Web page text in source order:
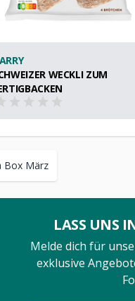
Box März
WECKLI ZUM
LASS UNS
Melde dich für
exklusive